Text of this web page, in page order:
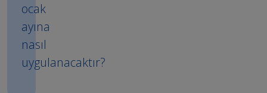
ocak
ayına
nasıl
uygulanacaktır?